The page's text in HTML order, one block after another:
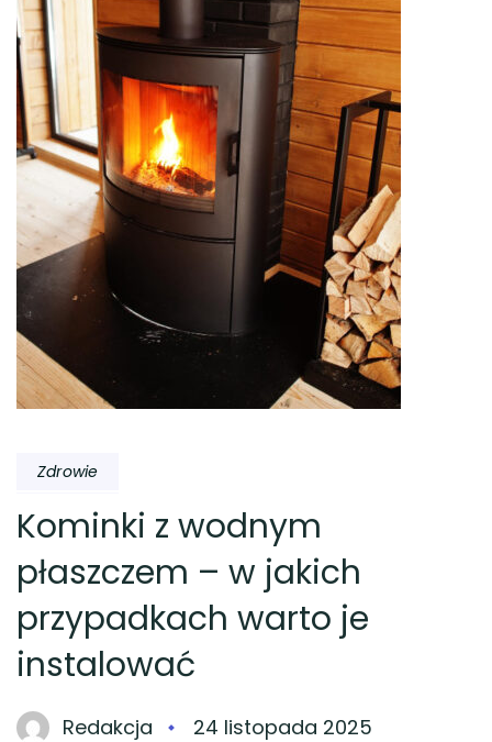
Zdrowie
Kominki z wodnym
płaszczem – w jakich
przypadkach warto je
instalować
Redakcja 24 listopada 2025